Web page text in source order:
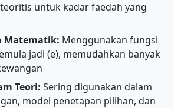
untuk kadar faedah yang
Matematik: Menggunakan fungsi
jadi (e), memudahkan banyak
Teori: Sering digunakan dalam
model penetapan pilihan, dan